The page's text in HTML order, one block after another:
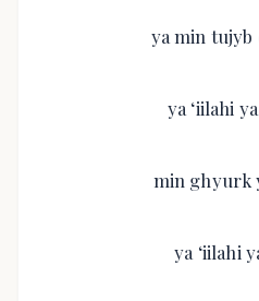
ya min tujyb
ya ‘iilahi
min ghyurk
ya ‘iilahi